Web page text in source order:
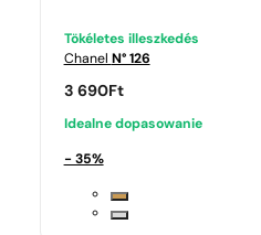
Tökéletes illeszkedés
Chanel
N° 126
3 690Ft
Idealne dopasowanie
- 35%